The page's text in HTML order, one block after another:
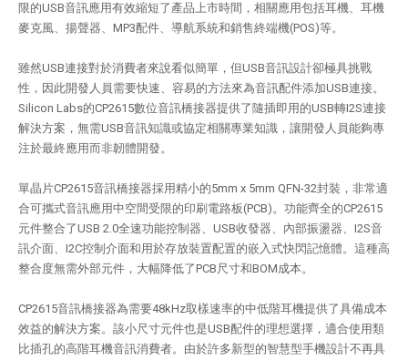
限的USB音訊應用有效縮短了產品上市時間，相關應用包括耳機、耳機
麥克風、揚聲器、MP3配件、導航系統和銷售終端機(POS)等。
雖然USB連接對於消費者來說看似簡單，但USB音訊設計卻極具挑戰
性，因此開發人員需要快速、容易的方法來為音訊配件添加USB連接。
Silicon Labs的CP2615數位音訊橋接器提供了隨插即用的USB轉I2S連接
解決方案，無需USB音訊知識或協定相關專業知識，讓開發人員能夠專
注於最終應用而非韌體開發。
單晶片CP2615音訊橋接器採用精小的5mm x 5mm QFN-32封裝，非常適
合可攜式音訊應用中空間受限的印刷電路板(PCB)。功能齊全的CP2615
元件整合了USB 2.0全速功能控制器、USB收發器、內部振盪器、I2S音
訊介面、I2C控制介面和用於存放裝置配置的嵌入式快閃記憶體。這種高
整合度無需外部元件，大幅降低了PCB尺寸和BOM成本。
CP2615音訊橋接器為需要48kHz取樣速率的中低階耳機提供了具備成本
效益的解決方案。該小尺寸元件也是USB配件的理想選擇，適合使用類
比插孔的高階耳機音訊消費者。由於許多新型的智慧型手機設計不再具